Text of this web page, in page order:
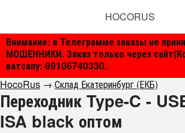
Внимание: в Телеграмме заказы не
МОШЕННИКИ. Заказ только через
ватсапу: 89106740330.
HOCORUS
HocoRus → Склад Екатеринбург (ЕКБ)
Переходник Type-C -
ISA black оптом